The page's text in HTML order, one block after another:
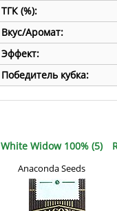
ТГК (%):
Вкус/Аромат:
Эффект:
Победитель кубка:
White Widow 100% (5)
Anaconda Seeds